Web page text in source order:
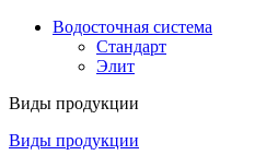
Водосточная система
Стандарт
Элит
Виды продукции
Виды продукции